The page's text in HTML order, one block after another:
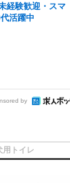
経験歓迎・スマ
活躍中
by
用トイレ